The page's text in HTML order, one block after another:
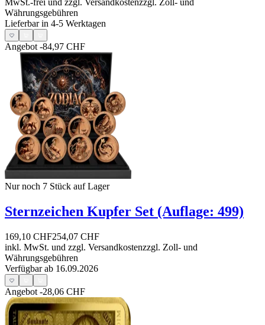
MwSt.-frei und zzgl. Versandkostenzzgl. Zoll- und
Währungsgebühren
Lieferbar in 4-5 Werktagen
Angebot -84,97 CHF
Nur noch 7 Stück auf Lager
Sternzeichen Kupfer Set (Auflage: 499)
169,10 CHF254,07 CHF
inkl. MwSt. und zzgl. Versandkostenzzgl. Zoll- und
Währungsgebühren
Verfügbar ab 16.09.2026
Angebot -28,06 CHF